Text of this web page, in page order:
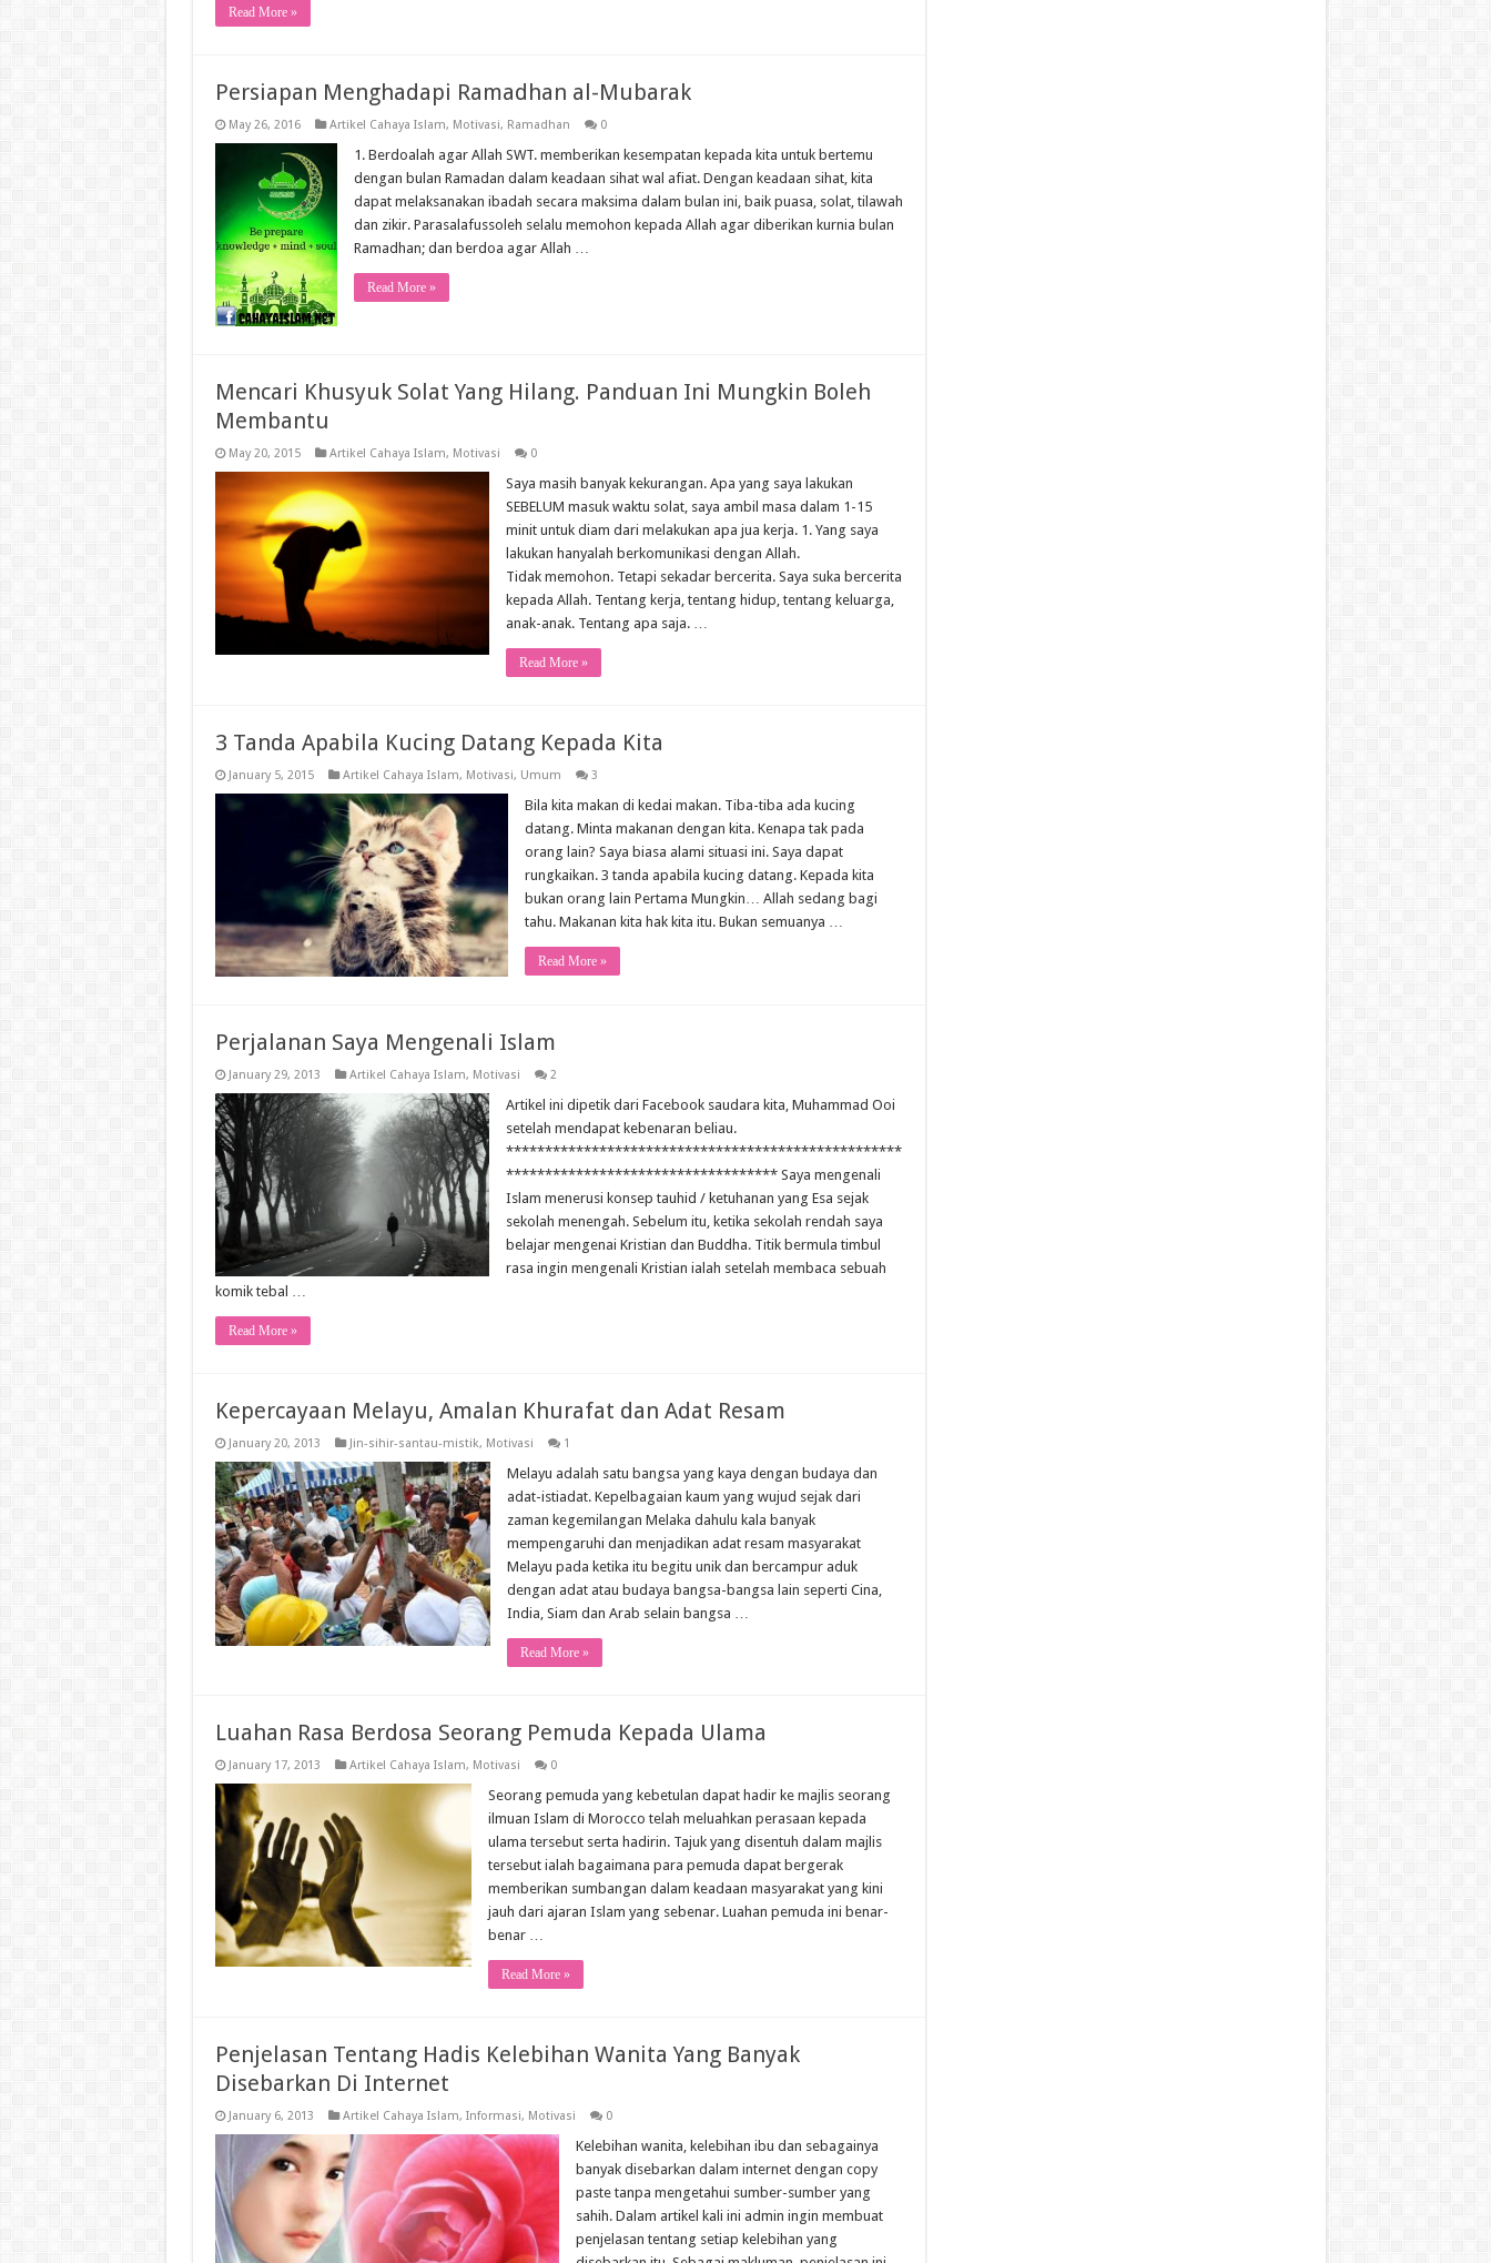
Read More »
Persiapan Menghadapi Ramadhan al-Mubarak
May 26, 2016 Artikel Cahaya Islam, Motivasi, Ramadhan 0
1. Berdoalah agar Allah SWT. memberikan kesempatan kepada kita untuk bertemu
dengan bulan Ramadan dalam keadaan sihat wal afiat. Dengan keadaan sihat, kita
dapat melaksanakan ibadah secara maksima dalam bulan ini, baik puasa, solat, tilawah
dan zikir. Parasalafussoleh selalu memohon kepada Allah agar diberikan kurnia bulan
Ramadhan; dan berdoa agar Allah …
Read More »
Mencari Khusyuk Solat Yang Hilang. Panduan Ini Mungkin Boleh
Membantu
May 20, 2015 Artikel Cahaya Islam, Motivasi 0
Saya masih banyak kekurangan. Apa yang saya lakukan
SEBELUM masuk waktu solat, saya ambil masa dalam 1-15
minit untuk diam dari melakukan apa jua kerja. 1. Yang saya
lakukan hanyalah berkomunikasi dengan Allah.
Tidak memohon. Tetapi sekadar bercerita. Saya suka bercerita
kepada Allah. Tentang kerja, tentang hidup, tentang keluarga,
anak-anak. Tentang apa saja. …
Read More »
3 Tanda Apabila Kucing Datang Kepada Kita
January 5, 2015 Artikel Cahaya Islam, Motivasi, Umum 3
Bila kita makan di kedai makan. Tiba-tiba ada kucing
datang. Minta makanan dengan kita. Kenapa tak pada
orang lain? Saya biasa alami situasi ini. Saya dapat
rungkaikan. 3 tanda apabila kucing datang. Kepada kita
bukan orang lain Pertama Mungkin… Allah sedang bagi
tahu. Makanan kita hak kita itu. Bukan semuanya …
Read More »
Perjalanan Saya Mengenali Islam
January 29, 2013 Artikel Cahaya Islam, Motivasi 2
Artikel ini dipetik dari Facebook saudara kita, Muhammad Ooi
setelah mendapat kebenaran beliau.
***************************************************
*********************************** Saya mengenali
Islam menerusi konsep tauhid / ketuhanan yang Esa sejak
sekolah menengah. Sebelum itu, ketika sekolah rendah saya
belajar mengenai Kristian dan Buddha. Titik bermula timbul
rasa ingin mengenali Kristian ialah setelah membaca sebuah
komik tebal …
Read More »
Kepercayaan Melayu, Amalan Khurafat dan Adat Resam
January 20, 2013 Jin-sihir-santau-mistik, Motivasi 1
Melayu adalah satu bangsa yang kaya dengan budaya dan
adat-istiadat. Kepelbagaian kaum yang wujud sejak dari
zaman kegemilangan Melaka dahulu kala banyak
mempengaruhi dan menjadikan adat resam masyarakat
Melayu pada ketika itu begitu unik dan bercampur aduk
dengan adat atau budaya bangsa-bangsa lain seperti Cina,
India, Siam dan Arab selain bangsa …
Read More »
Luahan Rasa Berdosa Seorang Pemuda Kepada Ulama
January 17, 2013 Artikel Cahaya Islam, Motivasi 0
Seorang pemuda yang kebetulan dapat hadir ke majlis seorang
ilmuan Islam di Morocco telah meluahkan perasaan kepada
ulama tersebut serta hadirin. Tajuk yang disentuh dalam majlis
tersebut ialah bagaimana para pemuda dapat bergerak
memberikan sumbangan dalam keadaan masyarakat yang kini
jauh dari ajaran Islam yang sebenar. Luahan pemuda ini benar-
benar …
Read More »
Penjelasan Tentang Hadis Kelebihan Wanita Yang Banyak
Disebarkan Di Internet
January 6, 2013 Artikel Cahaya Islam, Informasi, Motivasi 0
Kelebihan wanita, kelebihan ibu dan sebagainya
banyak disebarkan dalam internet dengan copy
paste tanpa mengetahui sumber-sumber yang
sahih. Dalam artikel kali ini admin ingin membuat
penjelasan tentang setiap kelebihan yang